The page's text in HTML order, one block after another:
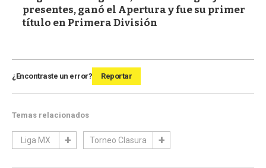
presentes, ganó el Apertura y fue su primer
título en Primera División
¿Encontraste un error? Reportar
Temas relacionados
Liga MX Torneo Clasura